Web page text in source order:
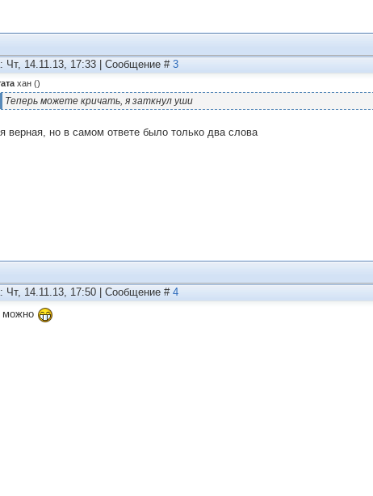
Чт, 14.11.13, 17:33 | Сообщение # 3
хан ()
Теперь можете кричать, я заткнул уши
верная, но в самом ответе было только два слова
Чт, 14.11.13, 17:50 | Сообщение # 4
можно